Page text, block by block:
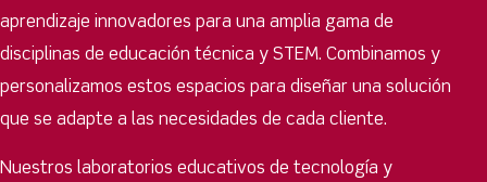
aprendizaje innovadores para una amplia gama de
disciplinas de educación técnica y STEM. Combinamos y
personalizamos estos espacios para diseñar una solución
que se adapte a las necesidades de cada cliente.
Nuestros laboratorios educativos de tecnología y